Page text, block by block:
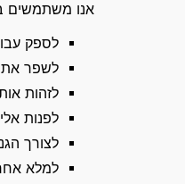
אנו משתמשים
לספק
לשפר את
לזהות
לפנות
לצורך
למלא אחר